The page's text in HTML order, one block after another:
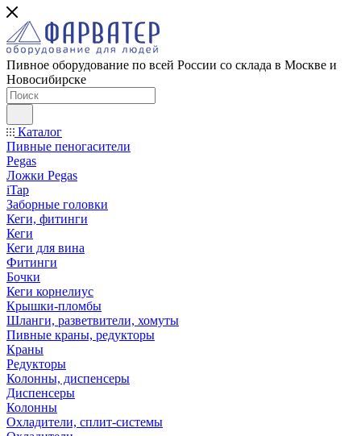
Пивное оборудование по всей России со склада в Москве и
Новосибирске
Каталог
Пивные пеногасители
Pegas
Ложки Pegas
iTap
Заборные головки
Кеги, фитинги
Кеги
Кеги для вина
Фитинги
Бочки
Кеги корнелиус
Крышки-пломбы
Шланги, разветвители, хомуты
Пивные краны, редукторы
Краны
Редукторы
Колонны, диспенсеры
Диспенсеры
Колонны
Охладители, сплит-системы